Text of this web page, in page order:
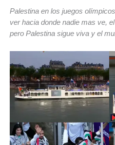
Palestina en los juegos
ver hacia donde nadie mas ve,
pero Palestina sigue viva y el